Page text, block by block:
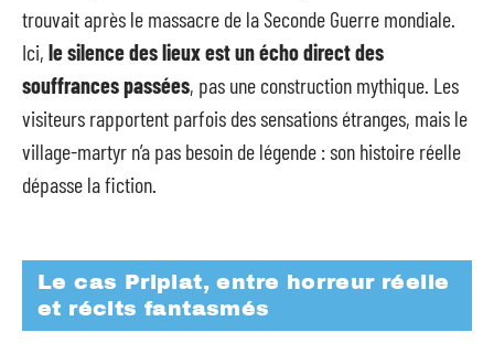
trouvait après le massacre de la Seconde Guerre mondiale.
Ici, le silence des lieux est un écho direct des
souffrances passées, pas une construction mythique. Les
visiteurs rapportent parfois des sensations étranges, mais le
village-martyr n’a pas besoin de légende : son histoire réelle
dépasse la fiction.
Le cas Pripiat, entre horreur réelle
et récits fantasmés